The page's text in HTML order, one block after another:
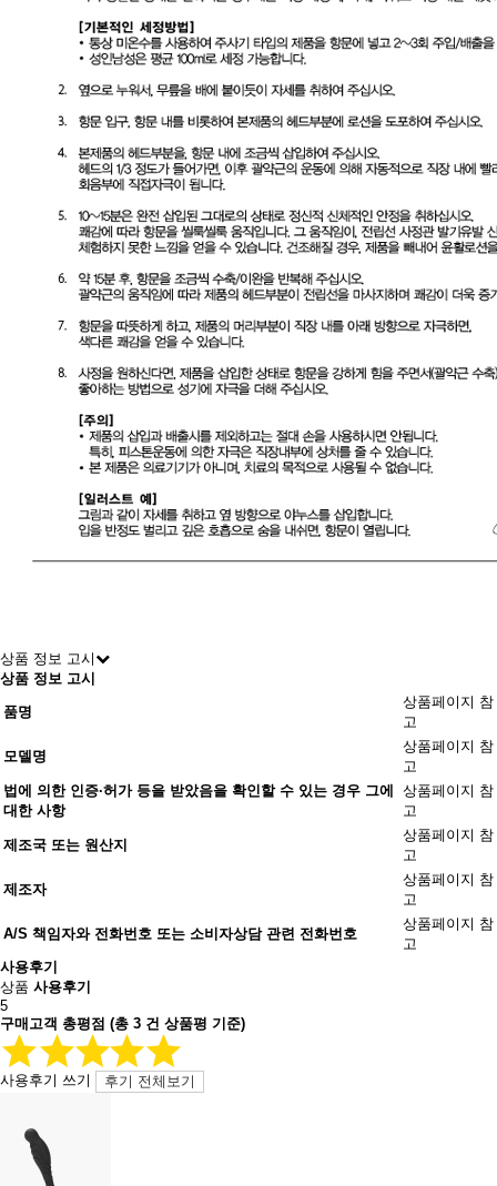
상품 정보 고시
상품 정보 고시
품명
상품페이지 참
고
모델명
상품페이지 참
고
법에 의한 인증·허가 등을 받았음을 확인할 수 있는 경우 그에
대한 사항
상품페이지 참
고
제조국 또는 원산지
상품페이지 참
고
제조자
상품페이지 참
고
A/S 책임자와 전화번호 또는 소비자상담 관련 전화번호
상품페이지 참
고
사용후기
상품 사용후기
5
구매고객 총평점 (총 3 건 상품평 기준)
사용후기 쓰기 후기 전체보기